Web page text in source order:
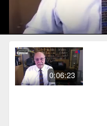
0:06:23